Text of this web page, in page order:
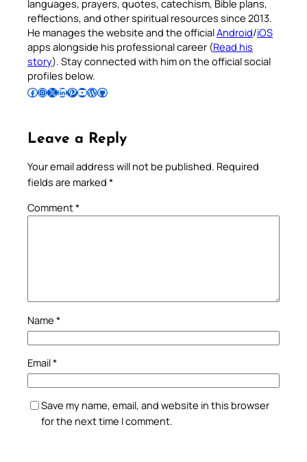
languages, prayers, quotes, catechism, Bible plans,
reflections, and other spiritual resources since 2013.
He manages the website and the officialAndroid/iOS
apps alongside his professional career (Read his
story). Stay connected with him on the official social
profiles below.
Follow Pradeep on Facebook Follow Pradeep on InstagramFollow Pradeep on X Follow Pradeep on LinkedIn Follow Pradeep on Pinterest Subscribe to Pradeep’s Youtube Channel Follow Pradeep on WordPress Follow Pradeep on GitHub
Leave a Reply
Your email address will not be published. Required
fields are marked *
Comment*
Name *
Email*
Save my name, email, and website in this browser
for the next time I comment.